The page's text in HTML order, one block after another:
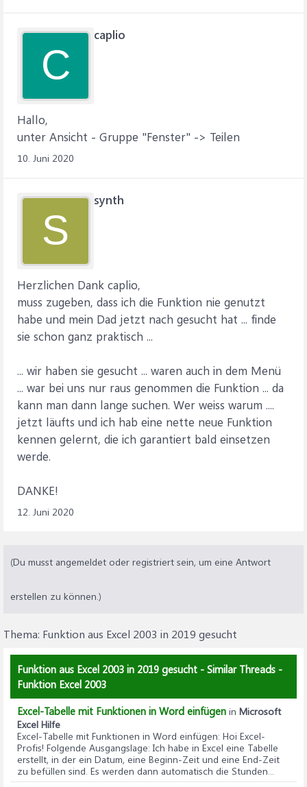
C
caplio
Hallo,
unter Ansicht - Gruppe "Fenster" -> Teilen
10. Juni 2020
S
synth
Herzlichen Dank caplio,
muss zugeben, dass ich die Funktion nie genutzt
habe und mein Dad jetzt nach gesucht hat ... finde
sie schon ganz praktisch ...
... wir haben sie gesucht ... waren auch in dem Menü
... war bei uns nur raus genommen die Funktion ... da
kann man dann lange suchen. Wer weiss warum ....
jetzt läufts und ich hab eine nette neue Funktion
kennen gelernt, die ich garantiert bald einsetzen
werde.
DANKE!
12. Juni 2020
(Du musst angemeldet oder registriert sein, um eine Antwort
erstellen zu können.)
Thema: Funktion aus Excel 2003 in 2019 gesucht
Funktion aus Excel 2003 in 2019 gesucht - Similar Threads -
Funktion Excel 2003
Excel-Tabelle mit Funktionen in Word einfügen in Microsoft
Excel Hilfe
Excel-Tabelle mit Funktionen in Word einfügen: Hoi Excel-
Profis! Folgende Ausgangslage: Ich habe in Excel eine Tabelle
erstellt, in der ein Datum, eine Beginn-Zeit und eine End-Zeit
zu befüllen sind. Es werden dann automatisch die Stunden...